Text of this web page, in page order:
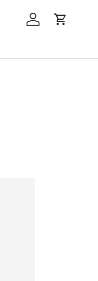
Einloggen